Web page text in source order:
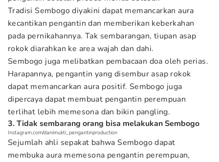
Tradisi Sembogo diyakini dapat memancarkan aura
kecantikan pengantin dan memberikan keberkahan
pada pernikahannya. Tak sembarangan, tiupan asap
rokok diarahkan ke area wajah dan dahi.
Sembogo juga melibatkan pembacaan doa oleh perias.
Harapannya, pengantin yang disembur asap rokok
dapat memancarkan aura positif. Sembogo juga
dipercaya dapat membuat pengantin perempuan
terlihat lebih memesona dan bikin pangling.
3. Tidak sembarang orang bisa melakukan Sembogo
Instagram.com/danimukti_pengantinproduction
Sejumlah ahli sepakat bahwa Sembogo dapat
membuka aura memesona pengantin perempuan,